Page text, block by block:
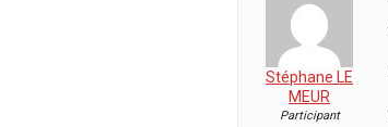
Stéphane LE
MEUR
Participant